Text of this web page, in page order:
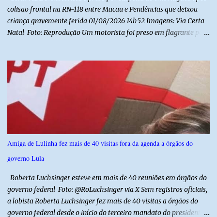
colisão frontal na RN-118 entre Macau e Pendências que deixou
criança gravemente ferida 01/08/2026 14h52 Imagens: Via Certa
Natal Foto: Reprodução Um motorista foi preso em flagrante por
na RN-118, entre Macau e Pendências. Segundo a Polícia Militar,
dois carros que seguiam em sentidos opostos bateram de frente.
Um dos condutores apresentava sinais de embriaguez, foi levado
ao Hospital Regional Tarcísio Maia, em Mossoró, e autuado em
flagrante. O exame pericial para confirmar a presença de álcool no
organismo está em andamento. No outro veículo estavam
funcionários da Caern que seguiam para uma partida de futebol. O
motorista e uma mulher sofreram ferimentos leves. A criança, que
estava no carro com o grupo, ficou gravemente ferida, precisou ser
Amiga de Lulinha fez mais de 40 visitas fora da agenda a órgãos do
governo Lula
Roberta Luchsinger esteve em mais de 40 reuniões em órgãos do
governo federal Foto: @RoLuchsinger via X Sem registros oficiais,
a lobista Roberta Luchsinger fez mais de 40 visitas a órgãos do
governo federal desde o início do terceiro mandato do presidente